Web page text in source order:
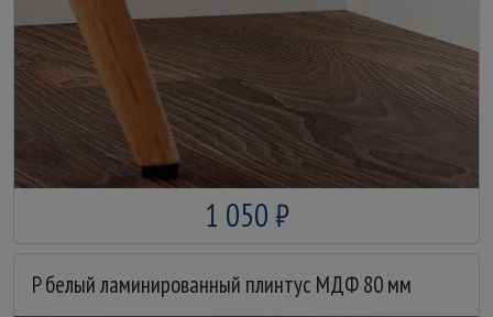
1 050 ₽
P белый ламинированный плинтус МДФ 80 мм